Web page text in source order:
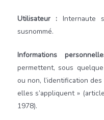
Utilisateur : Internaute
susnommé.
Informations
permettent, sous
ou non, l’identification
elles s’appliquent »
1978).